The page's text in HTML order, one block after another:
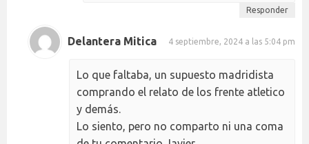
Responder
Delantera Mitica 4 septiembre, 2024 a las 5:04 pm
Lo que faltaba, un supuesto madridista
comprando el relato de los frente atletico
y demás.
Lo siento, pero no comparto ni una coma